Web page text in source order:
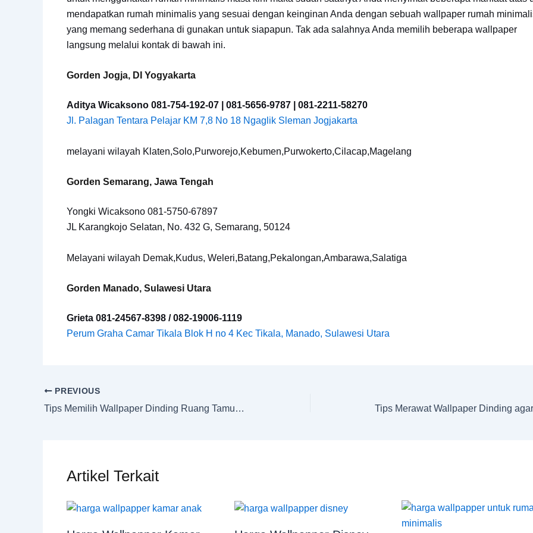
mendapatkan rumah minimalis yang sesuai dengan keinginan Anda dengan sebuah wallpaper rumah
yang memang sederhana di gunakan untuk siapapun. Tak ada salahnya Anda memilih beberapa wallpaper
langsung melalui kontak di bawah ini.
Gorden Jogja, DI Yogyakarta
Aditya Wicaksono 081-754-192-07 | 081-5656-9787 | 081-2211-58270
Jl. Palagan Tentara Pelajar KM 7,8 No 18 Ngaglik Sleman Jogjakarta
melayani wilayah Klaten,Solo,Purworejo,Kebumen,Purwokerto,Cilacap,Magelang
Gorden Semarang, Jawa Tengah
Yongki Wicaksono 081-5750-67897
JL Karangkojo Selatan, No. 432 G, Semarang, 50124
Melayani wilayah Demak,Kudus, Weleri,Batang,Pekalongan,Ambarawa,Salatiga
Gorden Manado, Sulawesi Utara
Grieta 081-24567-8398 / 082-19006-1119
Perum Graha Camar Tikala Blok H no 4 Kec Tikala, Manado, Sulawesi Utara
PREVIOUS
Tips Memilih Wallpaper Dinding Ruang Tamu Minimalis agar Tampak Luas
Artikel Terkait